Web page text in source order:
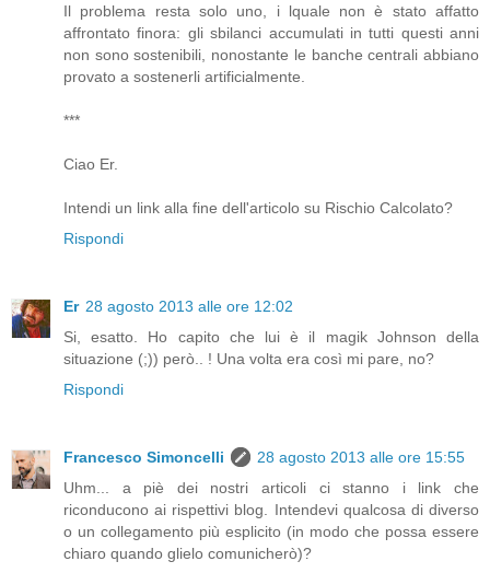
Il problema resta solo uno, i lquale non è stato affatto
affrontato finora: gli sbilanci accumulati in tutti questi anni
non sono sostenibili, nonostante le banche centrali abbiano
provato a sostenerli artificialmente.
***
Ciao Er.
Intendi un link alla fine dell'articolo su Rischio Calcolato?
Rispondi
Er 28 agosto 2013 alle ore 12:02
Si, esatto. Ho capito che lui è il magik Johnson della
situazione (;)) però.. ! Una volta era così mi pare, no?
Rispondi
Francesco Simoncelli
28 agosto 2013 alle ore 15:55
Uhm... a piè dei nostri articoli ci stanno i link che
riconducono ai rispettivi blog. Intendevi qualcosa di diverso
o un collegamento più esplicito (in modo che possa essere
chiaro quando glielo comunicherò)?